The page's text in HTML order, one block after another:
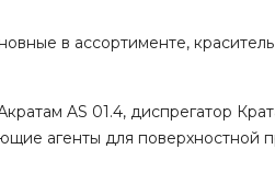
в ассортименте,
AS 01.4, диспрегатор
агенты для поверхностной